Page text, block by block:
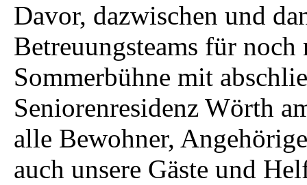
Davor, dazwischen und
Betreuungsteams für noch
Sommerbühne mit
Seniorenresidenz Wörth
alle Bewohner,
auch unsere Gäste und